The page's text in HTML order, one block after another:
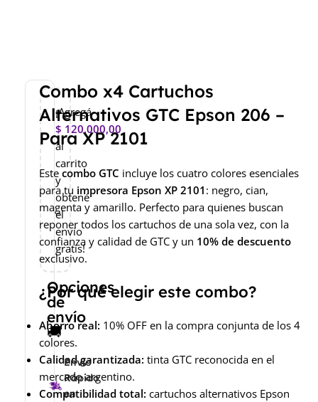
Combo x4 Cartuchos
Alternativos GTC Epson 206 –
Para XP 2101
Este combo GTC incluye los cuatro colores esenciales
para tu impresora Epson XP 2101 : negro, cian,
magenta y amarillo. Perfecto para quienes buscan
reponer todos los cartuchos de una sola vez, con la
confianza y calidad de GTC y un 10% de descuento
exclusivo.
¿Por qué elegir este combo?
Ahorro real: 10% OFF en la compra conjunta de los 4
colores.
Calidad garantizada: tinta GTC reconocida en el
mercado argentino.
Compatibilidad total: cartuchos alternativos Epson
¡Agregá
$ 120.000,00
al
carrito
y
obtené
el
envío
gratis!
Opciones
de
envío
🚚
Envío
Rápido
en